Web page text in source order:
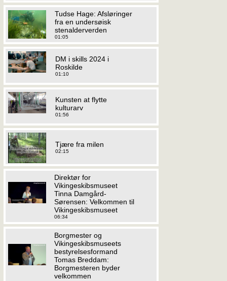
Tudse Hage: Afsløringer
fra en undersøisk
stenalderverden
01:05
DM i skills 2024 i
Roskilde
01:10
Kunsten at flytte
kulturarv
01:56
Tjære fra milen
02:15
Direktør for
Vikingeskibsmuseet
Tinna Damgård-
Sørensen: Velkommen til
Vikingeskibsmuseet
06:34
Borgmester og
Vikingeskibsmuseets
bestyrelsesformand
Tomas Breddam:
Borgmesteren byder
velkommen